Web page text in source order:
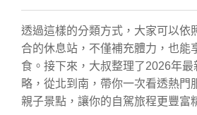
透過這樣的分類方式，大家可以依
合的休息站，不僅補充體力，也能
食。接下來，大叔整理了2026年
略，從北到南，帶你一次看透熱門
親子景點，讓你的自駕旅程更豐富